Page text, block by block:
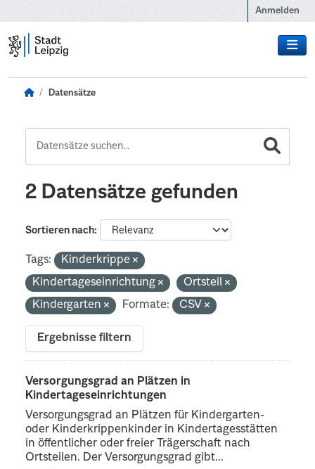
Anmelden
Datensätze
2 Datensätze gefunden
Sortieren nach
Tags:
Kinderkrippe
Kindertageseinrichtung
Ortsteil
Kindergarten
Formate: CSV
Ergebnisse filtern
Versorgungsgrad an Plätzen in
Kindertageseinrichtungen
Versorgungsgrad an Plätzen für Kindergarten-
oder Kinderkrippenkinder in Kindertagesstätten
in öffentlicher oder freier Trägerschaft nach
Ortsteilen. Der Versorgungsgrad gibt...